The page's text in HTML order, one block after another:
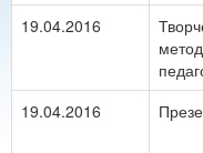
19.04.2016
19.04.2016